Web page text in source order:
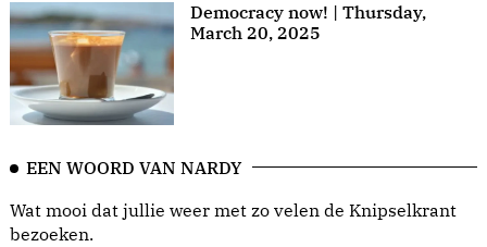
Democracy now! | Thursday,
March 20, 2025
EEN WOORD VAN NARDY
Wat mooi dat jullie weer met zo velen de Knipselkrant
bezoeken.